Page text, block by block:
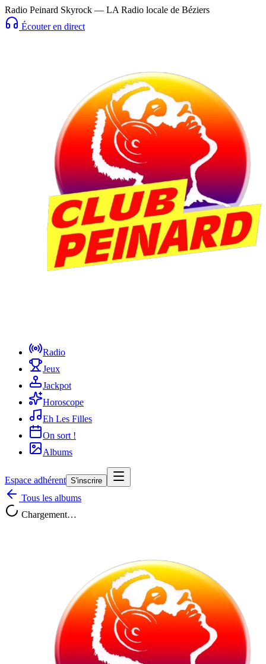
Radio Peinard Skyrock — LA Radio locale de Béziers
Écouter en direct
Radio
Jeux
Jackpot
Horoscope
Eh Les Filles
On sort !
Albums
Espace adhérent S'inscrire
Tous les albums
Chargement…